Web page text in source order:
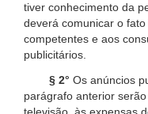
tiver conhecimento da
deverá comunicar o
competentes e aos
publicitários.
§ 2° Os anúncios
parágrafo anterior